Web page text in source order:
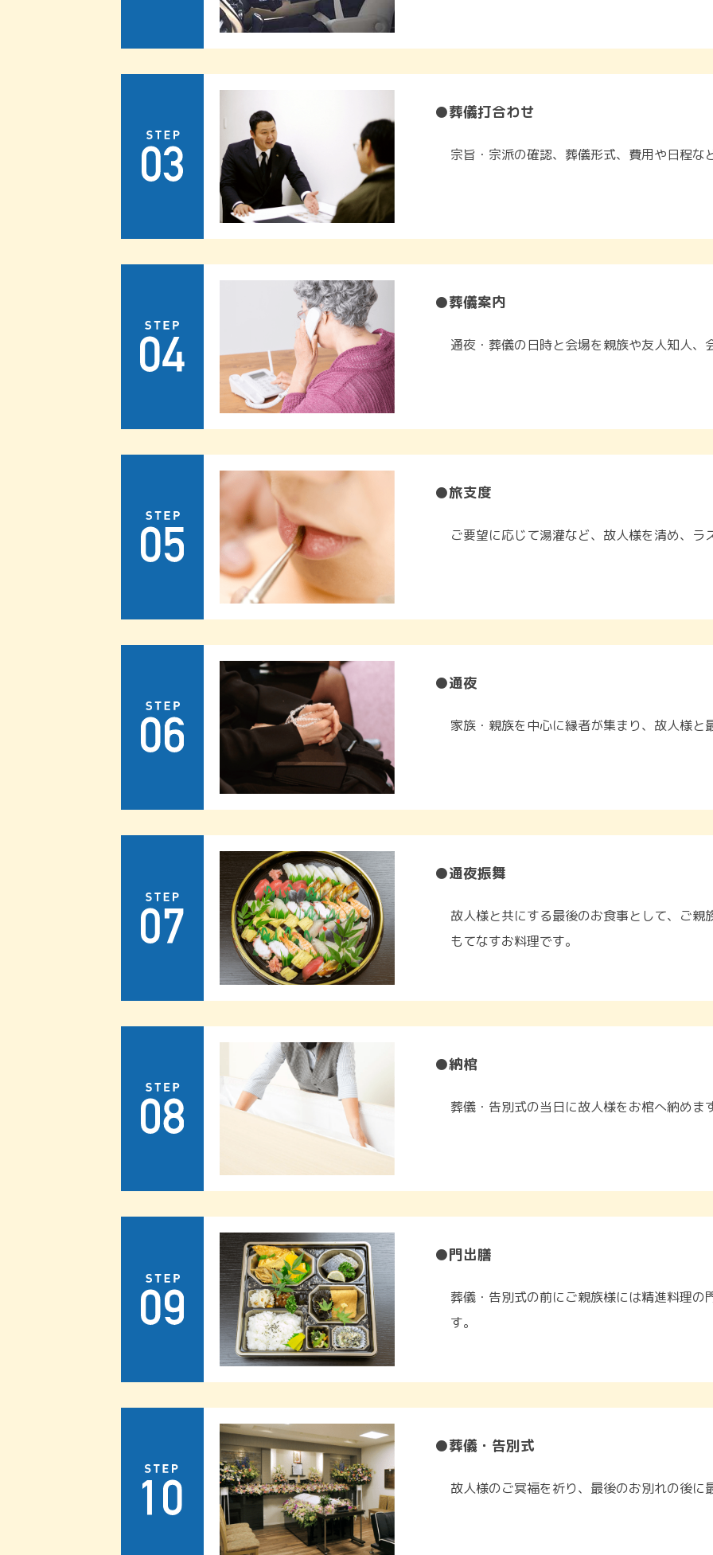
●葬儀打合わせ
宗旨・宗派の確認、葬儀形式、費用や日程な
●葬儀案内
通夜・葬儀の日時と会場を親族や友人知人、
●旅支度
ご要望に応じて湯灌など、故人様を清め、
●通夜
家族・親族を中心に縁者が集まり、故人様と
●通夜振舞
故人様と共にする最後のお食事として、ご
もてなすお料理です。
●納棺
葬儀・告別式の当日に故人様をお棺へ納めま
●門出膳
葬儀・告別式の前にご親族様には精進料理の
す。
●葬儀・告別式
故人様のご冥福を祈り、最後のお別れの後に